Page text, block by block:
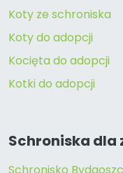
Koty ze schroniska
Koty do adopcji
Kocięta do adopcji
Kotki do adopcji
Schroniska dla
Schronisko